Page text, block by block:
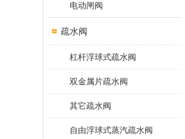
电动闸阀
疏水阀
杠杆浮球式疏水阀
双金属片疏水阀
其它疏水阀
自由浮球式蒸汽疏水阀